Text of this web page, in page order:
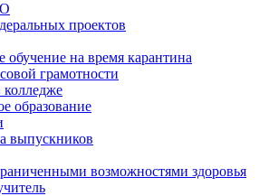
проектов
обучение на время карантина
грамотности
колледже
образование
выпускников
возможностями здоровья